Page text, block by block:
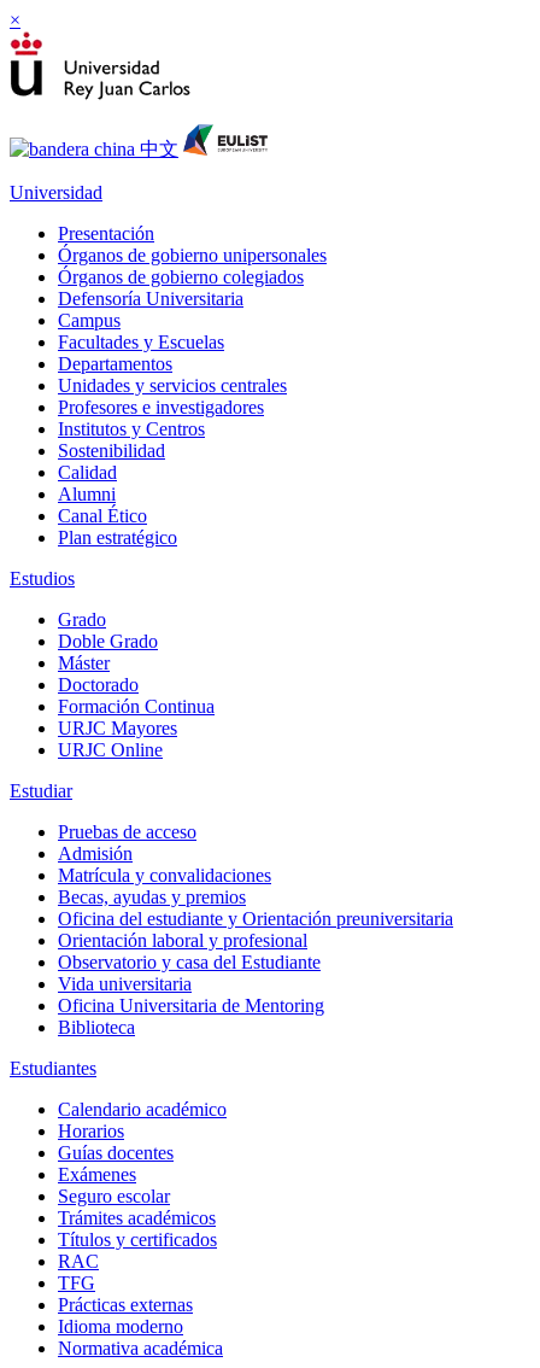
×
Universidad
Presentación
Órganos de gobierno unipersonales
Órganos de gobierno colegiados
Defensoría Universitaria
Campus
Facultades y Escuelas
Departamentos
Unidades y servicios centrales
Profesores e investigadores
Institutos y Centros
Sostenibilidad
Calidad
Alumni
Canal Ético
Plan estratégico
Estudios
Grado
Doble Grado
Máster
Doctorado
Formación Continua
URJC Mayores
URJC Online
Estudiar
Pruebas de acceso
Admisión
Matrícula y convalidaciones
Becas, ayudas y premios
Oficina del estudiante y Orientación preuniversitaria
Orientación laboral y profesional
Observatorio y casa del Estudiante
Vida universitaria
Oficina Universitaria de Mentoring
Biblioteca
Estudiantes
Calendario académico
Horarios
Guías docentes
Exámenes
Seguro escolar
Trámites académicos
Títulos y certificados
RAC
TFG
Prácticas externas
Idioma moderno
Normativa académica